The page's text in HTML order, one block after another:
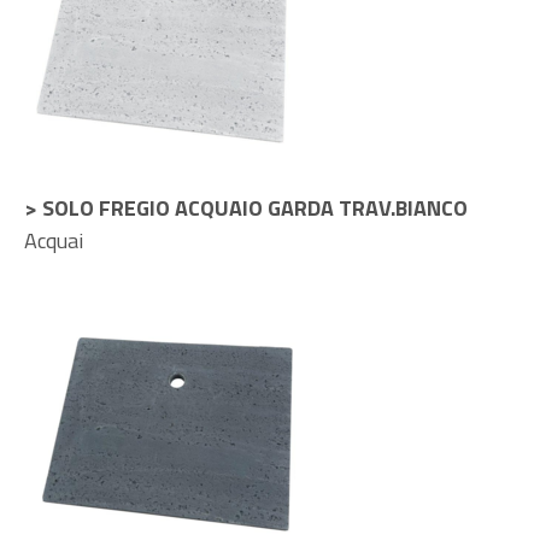
> SOLO FREGIO ACQUAIO GARDA TRAV.BIANCO
Acquai